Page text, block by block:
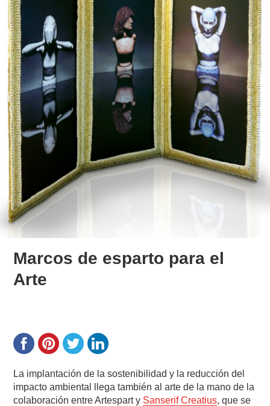
Marcos de esparto para el
Arte
La implantación de la sostenibilidad y la reducción del
impacto ambiental llega también al arte de la mano de la
colaboración entre Artespart y Sanserif Creatius, que se